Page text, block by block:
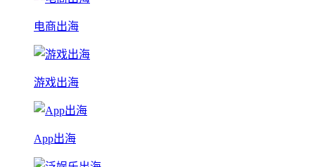
电商出海
游戏出海
App出海